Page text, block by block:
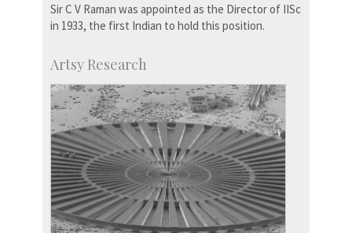
Sir C V Raman was appointed as the Director of IISc
in 1933, the first Indian to hold this position.
Artsy Research